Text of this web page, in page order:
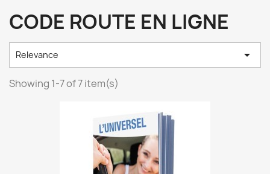
CODE ROUTE EN LIGNE
Relevance 
Showing 1-7 of 7 item(s)